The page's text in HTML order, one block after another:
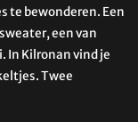
te bewonderen. Een
een van
In Kilronan vind je
Twee